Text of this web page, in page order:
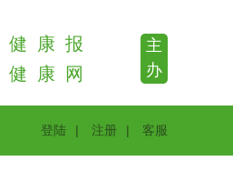
健 康 报
健 康 网
主
办
登陆 | 注册 | 客服